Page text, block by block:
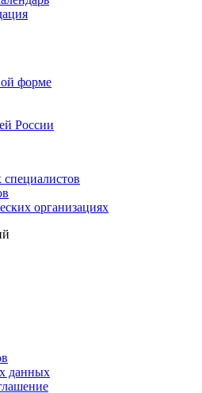
форме
России
организациях
данных